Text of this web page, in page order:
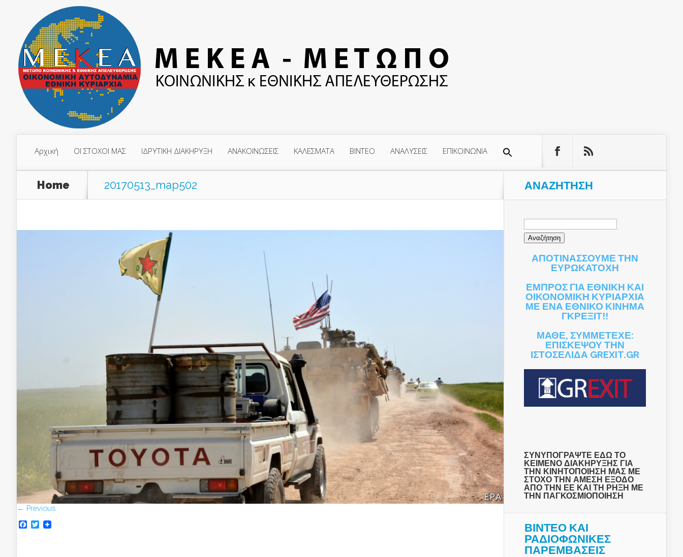
Αρχική ΟΙ ΣΤΟΧΟΙ ΜΑΣ ΙΔΡΥΤΙΚΗ ΔΙΑΚΗΡΥΞΗ ΑΝΑΚΟΙΝΩΣΕΙΣ ΚΑΛΕΣΜΑΤΑ ΒΙΝΤΕΟ ΑΝΑΛΥΣΕΙΣ ΕΠΙΚΟΙΝΩΝΙΑ
Home 20170513_map502
← Previous
Facebook
Twitter
ΑΝΑΖΉΤΗΣΗ
Αναζήτηση
ΑΠΟΤΙΝΑΣΣΟΥΜΕ ΤΗΝ
ΕΥΡΩΚΑΤΟΧΗ
ΕΜΠΡΟΣ ΓΙΑ ΕΘΝΙΚΗ ΚΑΙ
ΟΙΚΟΝΟΜΙΚΗ ΚΥΡΙΑΡΧΙΑ
ΜΕ ΕΝΑ ΕΘΝΙΚΟ ΚΙΝΗΜΑ
ΓΚΡΕΞΙΤ!!
ΜΑΘΕ, ΣΥΜΜΕΤΕΧΕ:
ΕΠΙΣΚΕΨΟΥ ΤΗΝ
ΙΣΤΟΣΕΛΙΔΑ GREXIT.GR
ΣΥΝΥΠΟΓΡΑΨΤΕ ΕΔΩ ΤΟ
ΚΕΙΜΕΝΟ ΔΙΑΚΗΡΥΞΗΣ ΓΙΑ
ΤΗΝ ΚΙΝΗΤΟΠΟΙΗΣΗ ΜΑΣ ΜΕ
ΣΤΟΧΟ ΤΗΝ ΑΜΕΣΗ ΕΞΟΔΟ
ΑΠΟ ΤΗΝ ΕΕ ΚΑΙ ΤΗ ΡΗΞΗ ΜΕ
ΤΗΝ ΠΑΓΚΟΣΜΙΟΠΟΙΗΣΗ
ΒΙΝΤΕΟ ΚΑΙ
ΡΑΔΙΟΦΩΝΙΚΕΣ
ΠΑΡΕΜΒΑΣΕΙΣ